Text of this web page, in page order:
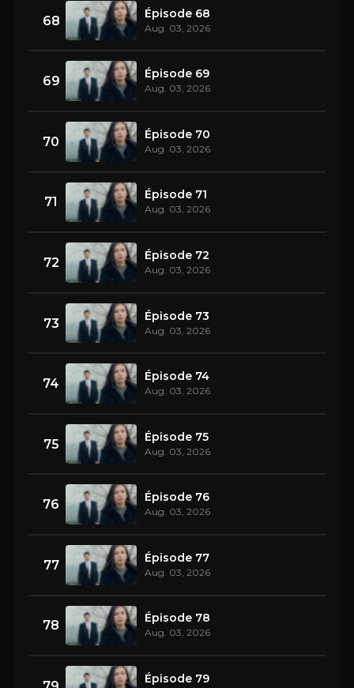
68 Épisode 68
Aug. 03, 2026
69 Épisode 69
Aug. 03, 2026
70 Épisode 70
Aug. 03, 2026
71 Épisode 71
Aug. 03, 2026
72 Épisode 72
Aug. 03, 2026
73 Épisode 73
Aug. 03, 2026
74 Épisode 74
Aug. 03, 2026
75 Épisode 75
Aug. 03, 2026
76 Épisode 76
Aug. 03, 2026
77 Épisode 77
Aug. 03, 2026
78 Épisode 78
Aug. 03, 2026
Épisode 79